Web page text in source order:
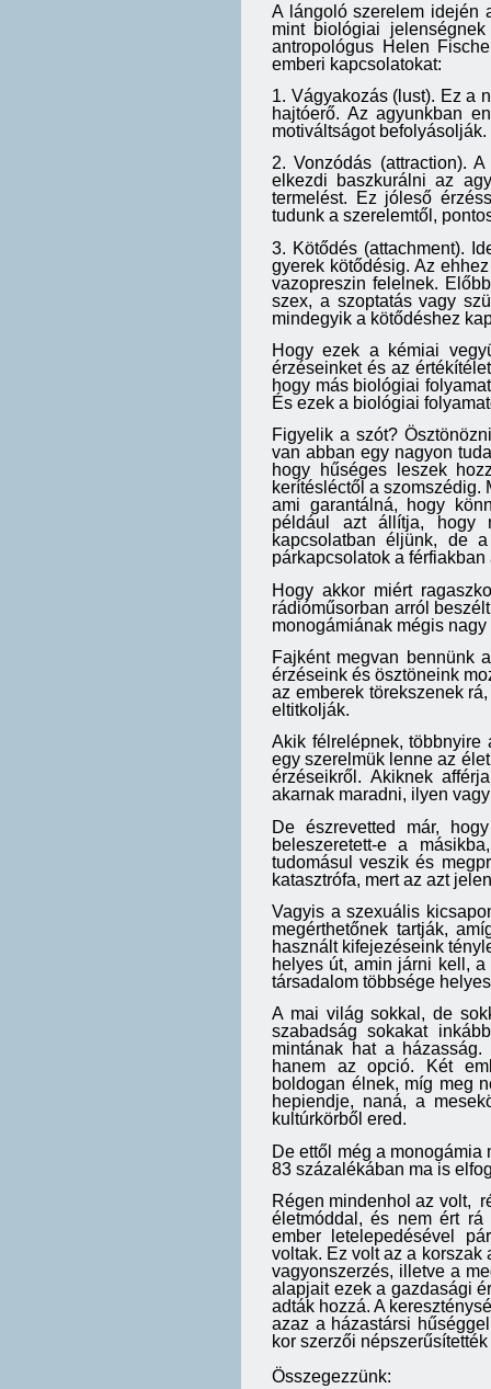
A lángoló szerelem idején
mint biológiai
antropológus Helen
emberi kapcsolatokat:
1. Vágyakozás (lust). Ez a
hajtóerő. Az agyunkban
motiváltságot
2. Vonzódás (attraction).
elkezdi baszkurálni az
termelést. Ez jóleső
tudunk a szerelemtől,
3. Kötődés (attachment).
gyerek kötődésig. Az
vazopreszin felelnek.
szex, a szoptatás vagy
mindegyik a kötődéshez
Hogy ezek a kémiai
érzéseinket és az
hogy más biológiai
És ezek a biológiai
Figyelik a szót?
van abban egy nagyon
hogy hűséges leszek
kerítésléctől a szomszédig.
ami garantálná, hogy
például azt állítja, hogy
kapcsolatban éljünk, de
párkapcsolatok a
Hogy akkor miért
rádióműsorban arról
monogámiának mégis
Fajként megvan bennünk
érzéseink és ösztöneink
az emberek törekszenek
eltitkolják.
Akik félrelépnek, többnyire
egy szerelmük lenne az
érzéseikről. Akiknek
akarnak maradni, ilyen
De észrevetted már,
beleszeretett-e a
tudomásul veszik és
katasztrófa, mert az azt
Vagyis a szexuális
megérthetőnek tartják,
használt kifejezéseink
helyes út, amin járni kell,
társadalom többsége
A mai világ sokkal, de
szabadság sokakat
mintának hat a
hanem az opció. Két
boldogan élnek, míg meg
hepiendje, naná, a
kultúrkörből ered.
De ettől még a
83 százalékában ma is
Régen mindenhol az volt,
életmóddal, és nem ért rá
ember letelepedésével
voltak. Ez volt az a korszak
vagyonszerzés, illetve a
alapjait ezek a gazdasági
adták hozzá. A
azaz a házastársi
kor szerzői
Összegezzünk: